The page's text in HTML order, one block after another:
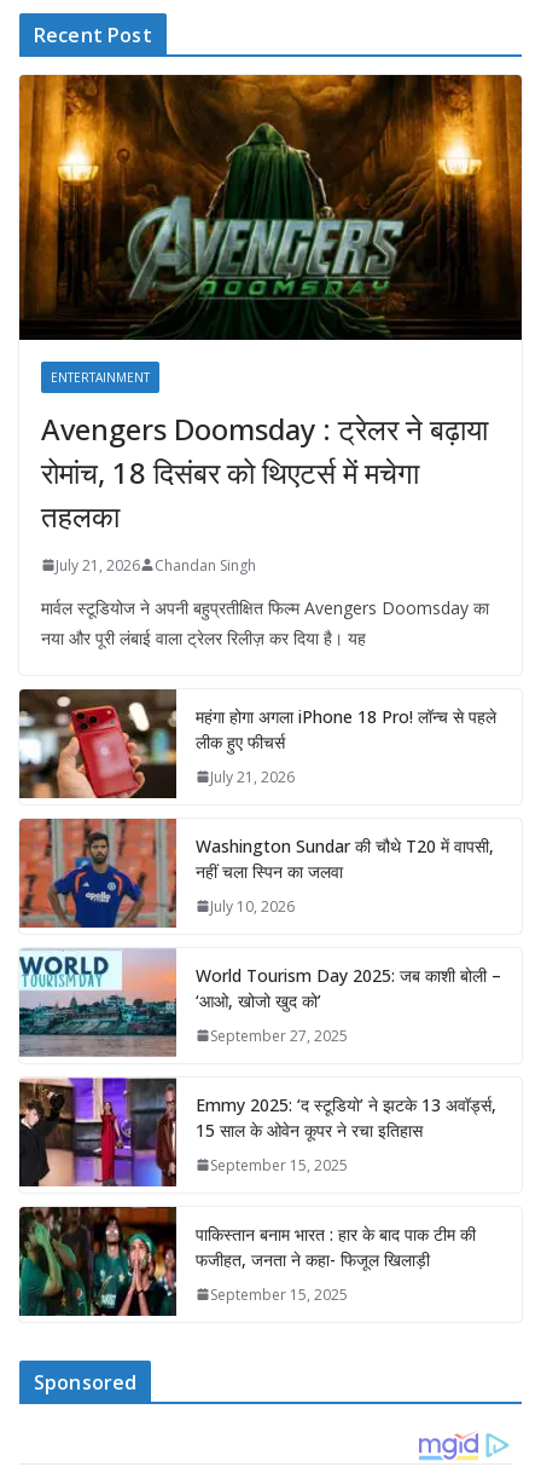
Recent Post
ENTERTAINMENT
Avengers Doomsday : ट्रेलर ने बढ़ाया
रोमांच, 18 दिसंबर को थिएटर्स में मचेगा
तहलका
July 21, 2026 Chandan Singh
मार्वल स्टूडियोज ने अपनी बहुप्रतीक्षित फिल्म Avengers Doomsday का
नया और पूरी लंबाई वाला ट्रेलर रिलीज़ कर दिया है। यह
महंगा होगा अगला iPhone 18 Pro! लॉन्च से पहले
लीक हुए फीचर्स
July 21, 2026
Washington Sundar की चौथे T20 में वापसी,
नहीं चला स्पिन का जलवा
July 10, 2026
World Tourism Day 2025: जब काशी बोली –
‘आओ, खोजो खुद को’
September 27, 2025
Emmy 2025: ‘द स्टूडियो’ ने झटके 13 अवॉर्ड्स,
15 साल के ओवेन कूपर ने रचा इतिहास
September 15, 2025
पाकिस्तान बनाम भारत : हार के बाद पाक टीम की
फजीहत, जनता ने कहा- फिजूल खिलाड़ी
September 15, 2025
Sponsored